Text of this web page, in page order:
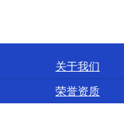
关于我们
荣誉资质